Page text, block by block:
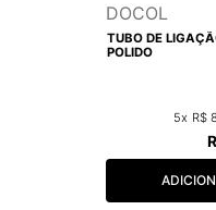
DOCOL
TUBO DE
POLIDO
5 R$